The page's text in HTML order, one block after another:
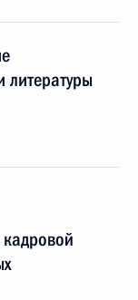
литературы